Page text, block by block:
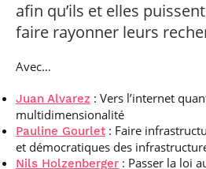
S’engager à Télécom
Numérique
Parcours Numérique
Responsable
Artificielle en
alternance
(admissions closes)
réseaux et des
systèmes
d’information
Intelligence
Artificielle – Expert
• Journaliste
afin qu’ils et elles
faire rayonner leurs
Avec…
Juan Alvarez : Vers l’internet
multidimensionalité
Pauline Gourlet : Faire
et démocratiques des
Nils Holzenberger : Passer la loi